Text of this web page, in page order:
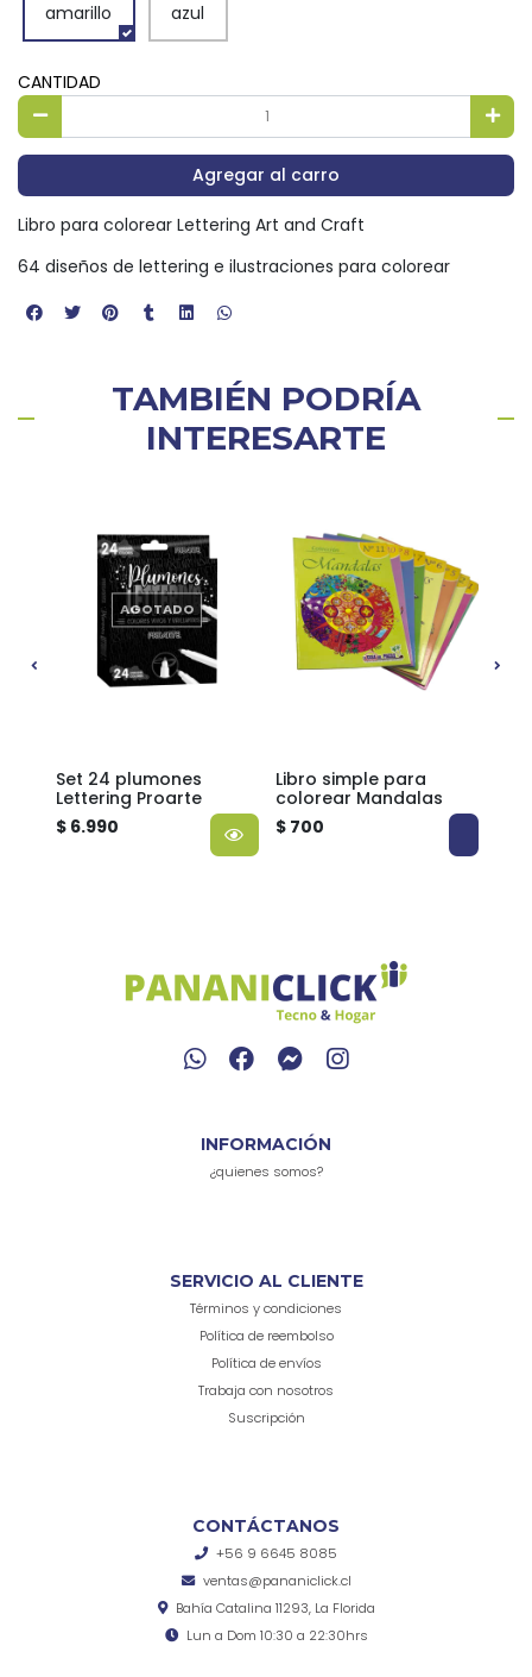
amarillo azul
CANTIDAD
Agregar al carro
Libro para colorear Lettering Art and Craft
64 diseños de lettering e ilustraciones para colorear
TAMBIÉN PODRÍA
INTERESARTE
AGOTADO
Set 24 plumones
Lettering Proarte
$ 6.990
Libro simple para
colorear Mandalas
$ 700
INFORMACIÓN
¿quienes somos?
SERVICIO AL CLIENTE
Términos y condiciones
Política de reembolso
Política de envíos
Trabaja con nosotros
Suscripción
CONTÁCTANOS
+56 9 6645 8085
ventas@pananiclick.cl
Bahía Catalina 11293, La Florida
Lun a Dom 10:30 a 22:30hrs